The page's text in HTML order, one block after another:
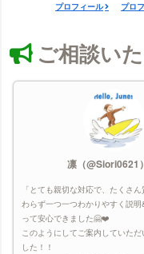
プロフィール プロ
ご相談い
凛（@Siori0621
「とても親切な対応で、たくさ
わらず一つ一つわかりやすく説明
って安心できました🤗❤️
このようにしてご案内していた
した！！